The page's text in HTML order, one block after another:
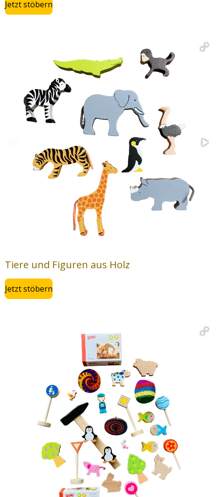
Jetzt stöbern
Tiere und Figuren aus Holz
Jetzt stöbern